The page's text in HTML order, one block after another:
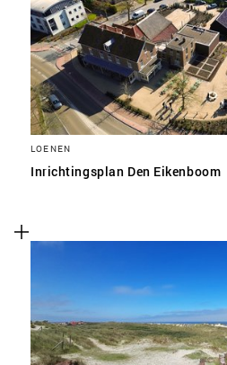
LOENEN
Inrichtingsplan Den Eikenboom